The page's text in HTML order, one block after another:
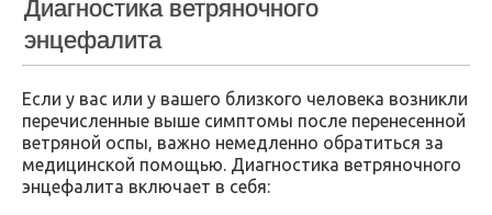
Диагностика ветряночного
энцефалита
Если у вас или у вашего близкого человека возникли
перечисленные выше симптомы после перенесенной
ветряной оспы, важно немедленно обратиться за
медицинской помощью. Диагностика ветряночного
энцефалита включает в себя: